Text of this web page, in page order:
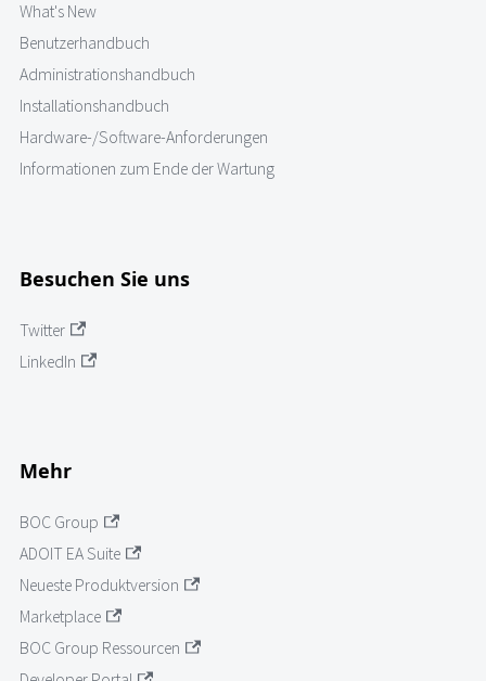
What's New
Benutzerhandbuch
Administrationshandbuch
Installationshandbuch
Hardware-/Software-Anforderungen
Informationen zum Ende der Wartung
Besuchen Sie uns
Twitter
LinkedIn
Mehr
BOC Group
ADOIT EA Suite
Neueste Produktversion
Marketplace
BOC Group Ressourcen